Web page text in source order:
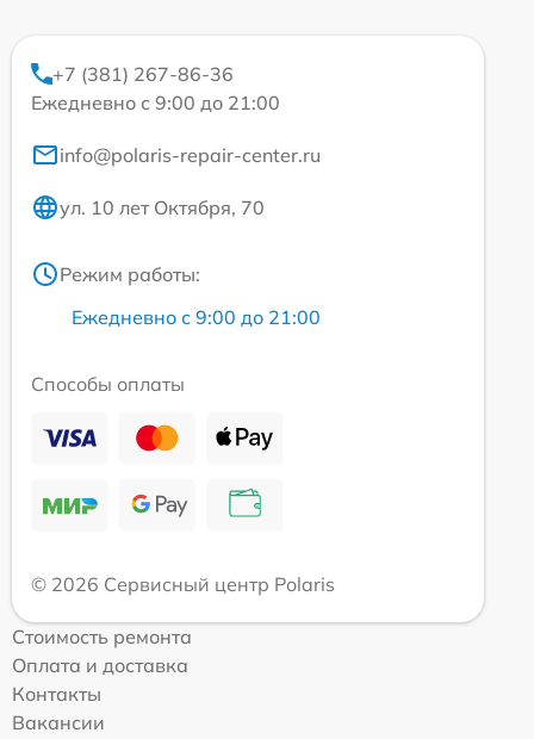
+7 (381) 267-86-36
Ежедневно с 9:00 до 21:00
info@polaris-repair-center.ru
ул. 10 лет Октября, 70
Режим работы:
Ежедневно с 9:00 до 21:00
Способы оплаты
© 2026 Сервисный центр Polaris
Стоимость ремонта
Оплата и доставка
Контакты
Вакансии